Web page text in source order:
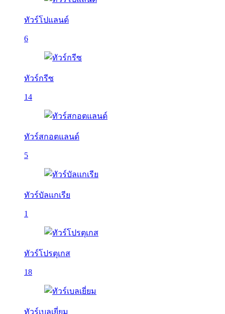
ทัวร์โปแลนด์
6
ทัวร์กรีซ
14
ทัวร์สกอตแลนด์
5
ทัวร์บัลเเกเรีย
1
ทัวร์โปรตุเกส
18
ทัวร์เบลเยี่ยม